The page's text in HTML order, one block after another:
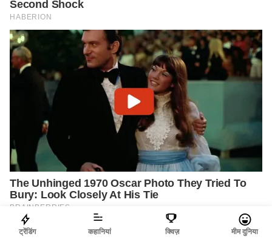
ट्रेंडिंग कहानियां क्विज़ मीम दुनिया